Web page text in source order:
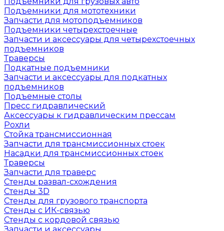
Подъемники для мототехники
Запчасти для мотоподъемников
Подъемники четырехстоечные
Запчасти и аксессуары для четырехстоечных
подъемников
Траверсы
Подкатные подъемники
Запчасти и аксессуары для подкатных
подъемников
Подъемные столы
Пресс гидравлический
Аксессуары к гидравлическим прессам
Рохли
Стойка трансмиссионная
Запчасти для трансмиссионных стоек
Насадки для трансмиссионных стоек
Траверсы
Запчасти для траверс
Стенды развал-схождения
Стенды 3D
Стенды для грузового транспорта
Стенды с ИК-связью
Стенды с кордовой связью